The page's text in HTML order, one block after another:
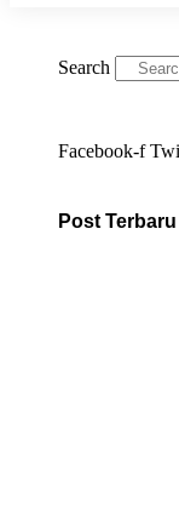
Search
Facebook-f
Post Terbaru